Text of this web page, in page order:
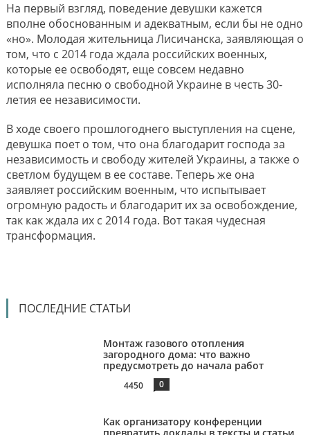
На первый взгляд, поведение девушки кажется
вполне обоснованным и адекватным, если бы не одно
«но». Молодая жительница Лисичанска, заявляющая о
том, что с 2014 года ждала российских военных,
которые ее освободят, еще совсем недавно
исполняла песню о свободной Украине в честь 30-
летия ее независимости.
В ходе своего прошлогоднего выступления на сцене,
девушка поет о том, что она благодарит господа за
независимость и свободу жителей Украины, а также о
светлом будущем в ее составе. Теперь же она
заявляет российским военным, что испытывает
огромную радость и благодарит их за освобождение,
так как ждала их с 2014 года. Вот такая чудесная
трансформация.
ПОСЛЕДНИЕ СТАТЬИ
Монтаж газового отопления
загородного дома: что важно
предусмотреть до начала работ
4450 0
Как организатору конференции